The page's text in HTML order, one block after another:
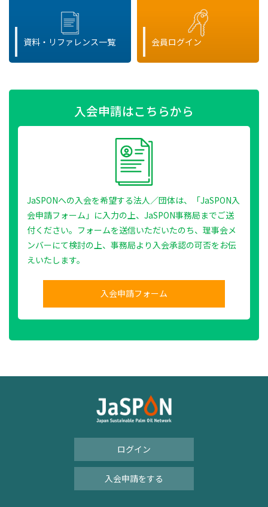
資料・リファレンス一覧 会員ログイン
入会申請はこちらから
JaSPONへの入会を希望する法人／団体は、「JaSPON入
会申請フォーム」に入力の上、JaSPON事務局までご送
付ください。フォームを送信いただいたのち、理事会メ
ンバーにて検討の上、事務局より入会承認の可否をお伝
えいたします。
入会申請フォーム
ログイン
入会申請をする